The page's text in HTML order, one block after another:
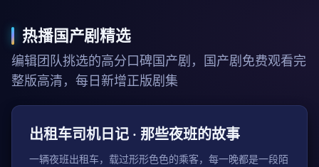
热播国产剧精选
编辑团队挑选的高分口碑国产剧，国产剧免费观看完
整版高清，每日新增正版剧集
都市
出租车司机日记 · 那些夜班的故事
一辆夜班出租车，载过形形色色的乘客，每一晚都是一段陌